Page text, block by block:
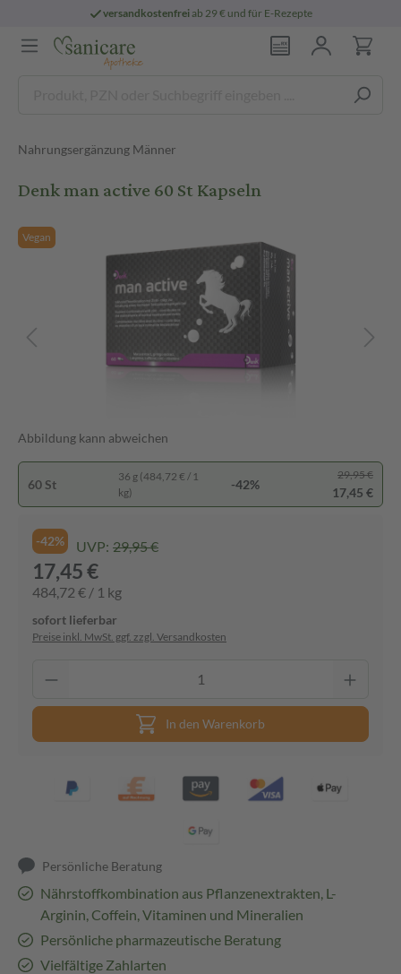
versandkostenfreiab 29 € und für E-Rezepte
Nahrungsergänzung Männer
Denk man active 60 St Kapseln
Vegan
Abbildung kann abweichen
60 St
36 g (484,72 € / 1
kg)
-42%
29,95 €
17,45 €
-42% UVP: 29,95 €
17,45 €
484,72 € / 1 kg
sofort lieferbar
Preise inkl. MwSt. ggf. zzgl. Versandkosten
In den Warenkorb
Persönliche Beratung
Nährstoffkombination aus Pflanzenextrakten, L-
Arginin, Coffein, Vitaminen und Mineralien
Persönliche pharmazeutische Beratung
Vielfältige Zahlarten